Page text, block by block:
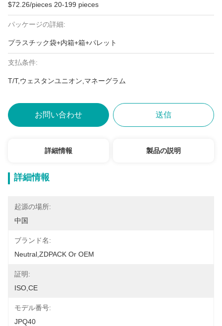
$72.26/pieces 20-199 pieces
パッケージの詳細:
プラスチック袋+内箱+箱+パレット
支払条件:
T/T,ウェスタンユニオン,マネーグラム
お問い合わせ 送信
詳細情報 製品の説明
詳細情報
起源の場所:
中国
ブランド名:
Neutral,ZDPACK Or OEM
証明:
ISO,CE
モデル番号:
JPQ40